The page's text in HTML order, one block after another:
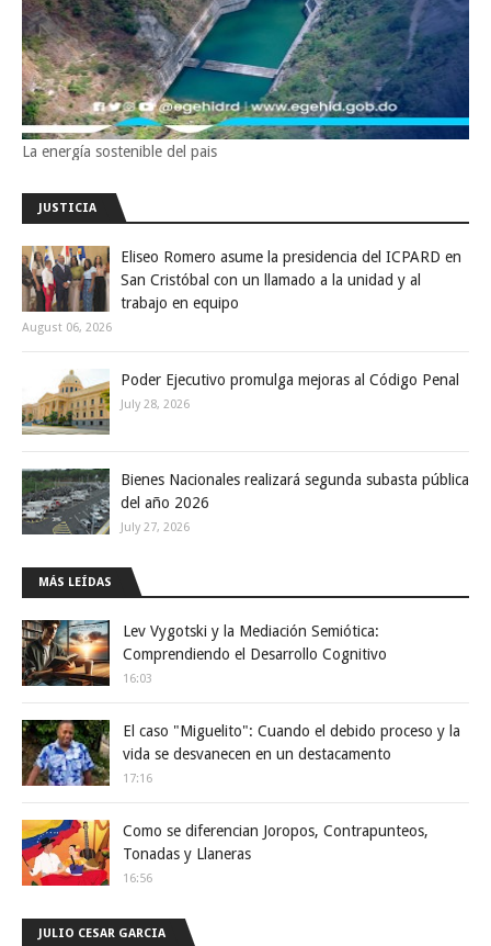
La energía sostenible del pais
JUSTICIA
Eliseo Romero asume la presidencia del ICPARD en
San Cristóbal con un llamado a la unidad y al
trabajo en equipo
August 06, 2026
Poder Ejecutivo promulga mejoras al Código Penal
July 28, 2026
Bienes Nacionales realizará segunda subasta pública
del año 2026
July 27, 2026
MÁS LEÍDAS
Lev Vygotski y la Mediación Semiótica:
Comprendiendo el Desarrollo Cognitivo
16:03
El caso "Miguelito": Cuando el debido proceso y la
vida se desvanecen en un destacamento
17:16
Como se diferencian Joropos, Contrapunteos,
Tonadas y Llaneras
16:56
JULIO CESAR GARCIA